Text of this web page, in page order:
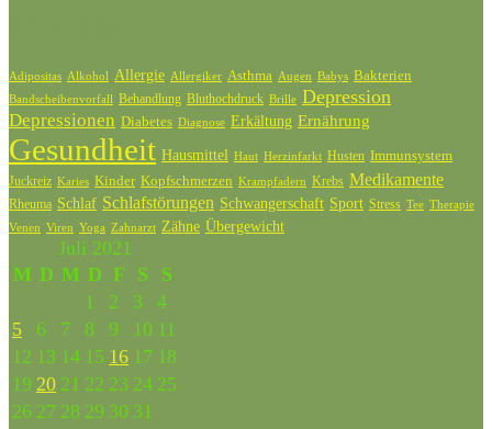
Adipositas Alkohol Allergie Allergiker Asthma Augen Babys Bakterien
Bandscheibenvorfall Behandlung Bluthochdruck Brille Depression
Depressionen Diabetes Diagnose Erkältung Ernährung
Gesundheit Hausmittel Haut Herzinfarkt Husten Immunsystem
Juckreiz Karies Kinder Kopfschmerzen Krampfadern Krebs Medikamente
Rheuma Schlaf Schlafstörungen Schwangerschaft Sport Stress Tee Therapie
Venen Viren Yoga Zahnarzt Zähne Übergewicht
Juli 2021
M D M D F S
S
1
2 3
4
5
6 7 8 9 10 11
12 13 14 15 16 17 18
19 20 21 22 23 24 25
26 27 28 29 30 31